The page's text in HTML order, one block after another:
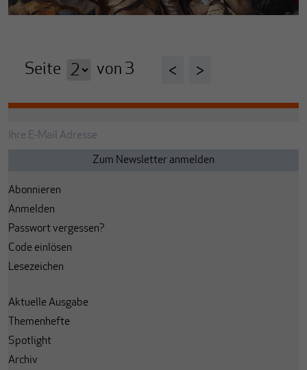
Seite von 3 < >
Abonnieren
Anmelden
Passwort vergessen?
Code einlösen
Lesezeichen
Aktuelle Ausgabe
Themenhefte
Spotlight
Archiv